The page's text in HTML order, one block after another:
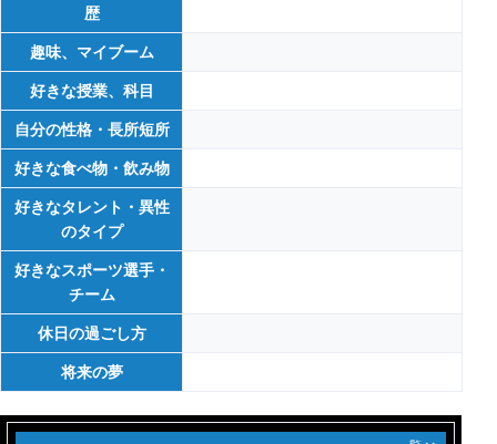
歴
趣味、マイブーム
好きな授業、科目
自分の性格・長所短所
好きな食べ物・飲み物
好きなタレント・異性
のタイプ
好きなスポーツ選手・
チーム
休日の過ごし方
将来の夢